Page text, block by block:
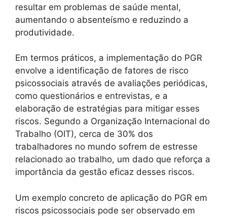
resultar em problemas de saúde mental,
aumentando o absenteísmo e reduzindo a
produtividade.
Em termos práticos, a implementação do PGR
envolve a identificação de fatores de risco
psicossociais através de avaliações periódicas,
como questionários e entrevistas, e a
elaboração de estratégias para mitigar esses
riscos. Segundo a Organização Internacional do
Trabalho (OIT), cerca de 30% dos
trabalhadores no mundo sofrem de estresse
relacionado ao trabalho, um dado que reforça a
importância da gestão eficaz desses riscos.
Um exemplo concreto de aplicação do PGR em
riscos psicossociais pode ser observado em